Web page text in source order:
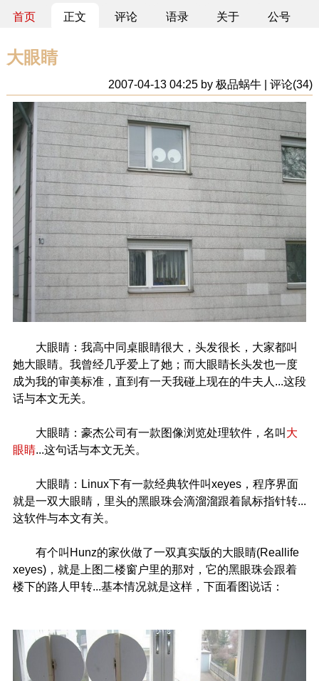
首页 正文 评论 语录 关于 公号
大眼睛
2007-04-13 04:25 by 极品蜗牛 | 评论(34)
大眼睛：我高中同桌眼睛很大，头发很长，大家都叫
她大眼睛。我曾经几乎爱上了她；而大眼睛长头发也一度
成为我的审美标准，直到有一天我碰上现在的牛夫人...这段
话与本文无关。
大眼睛：豪杰公司有一款图像浏览处理软件，名叫 大
眼睛...这句话与本文无关。
大眼睛：Linux下有一款经典软件叫xeyes，程序界面
就是一双大眼睛，里头的黑眼珠会滴溜溜跟着鼠标指针转...
这软件与本文有关。
有个叫Hunz的家伙做了一双真实版的大眼睛(Reallife
xeyes)，就是上图二楼窗户里的那对，它的黑眼珠会跟着
楼下的路人甲转...基本情况就是这样，下面看图说话：